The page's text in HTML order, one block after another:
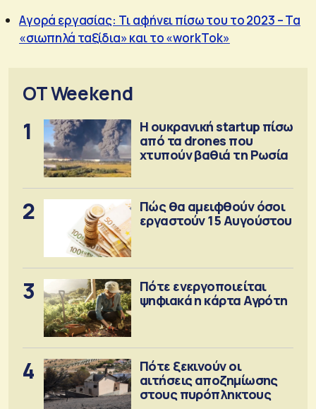
Aγορά εργασίας: Tι αφήνει πίσω του το 2023 – Τα
«σιωπηλά ταξίδια» και το «workΤok»
OT Weekend
1
Η ουκρανική startup πίσω
από τα drones που
χτυπούν βαθιά τη Ρωσία
2
Πώς θα αμειφθούν όσοι
εργαστούν 15 Αυγούστου
3
Πότε ενεργοποιείται
ψηφιακά η κάρτα Αγρότη
4
Πότε ξεκινούν οι
αιτήσεις αποζημίωσης
στους πυρόπληκτους